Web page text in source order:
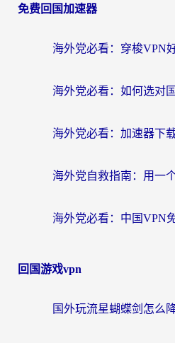
免费回国加速器
回国游戏vpn